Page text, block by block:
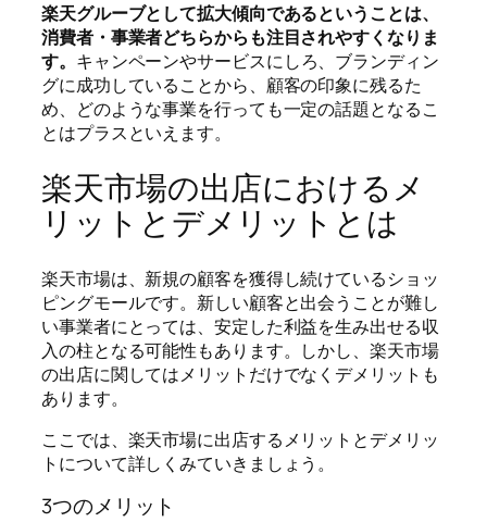
楽天グルーブとして拡大傾向であるということは、
消費者・事業者どちらからも注目されやすくなりま
す。 キャンペーンやサービスにしろ、ブランディン
グに成功していることから、顧客の印象に残るた
め、どのような事業を行っても一定の話題となるこ
とはプラスといえます。
楽天市場の出店におけるメ
リットとデメリットとは
楽天市場は、新規の顧客を獲得し続けているショッ
ピングモールです。新しい顧客と出会うことが難し
い事業者にとっては、安定した利益を生み出せる収
入の柱となる可能性もあります。しかし、楽天市場
の出店に関してはメリットだけでなくデメリットも
あります。
ここでは、楽天市場に出店するメリットとデメリッ
トについて詳しくみていきましょう。
3つのメリット